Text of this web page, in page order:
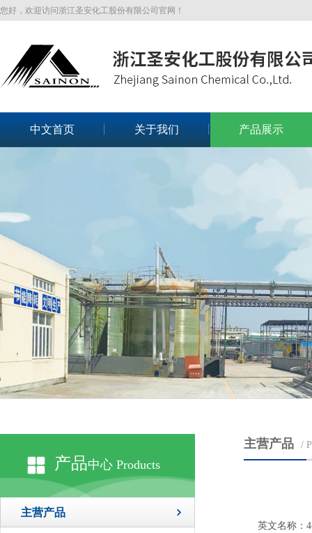
您好，欢迎访问浙江圣安化工股份有限公司官网！
中文首页 关于我们 产品展示
产品中心 Products
主营产品
主营产品 /
英文名称：